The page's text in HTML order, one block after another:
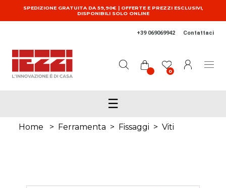
Salta al contenuto principale
SPEDIZIONE GRATUITA DA 59,90€ | OFFERTE E PREZZI ESCLUSIVI,
DISPONIBILI SOLO ONLINE
+39 069069942 Contattaci
0
☰
Home > Ferramenta > Fissaggi > Viti